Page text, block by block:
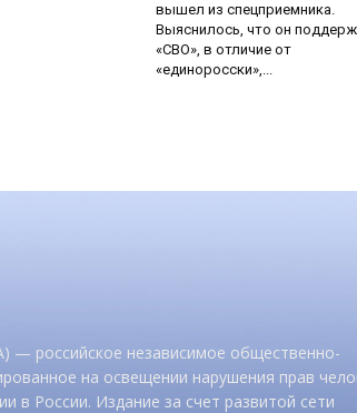
вышел из спецприемника.
Выяснилось, что он
«СВО», в отличие от
«единоросски»,...
— российское независимое общественно-
на освещении нарушения прав
в России. Издание за счет развитой сети